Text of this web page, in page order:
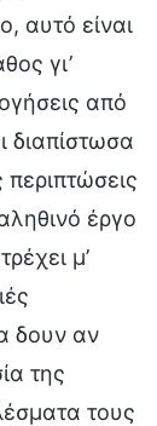
αυτό είναι
γι’
από
διαπίστωσα
έργο
μ’
δουν αν
της
τους